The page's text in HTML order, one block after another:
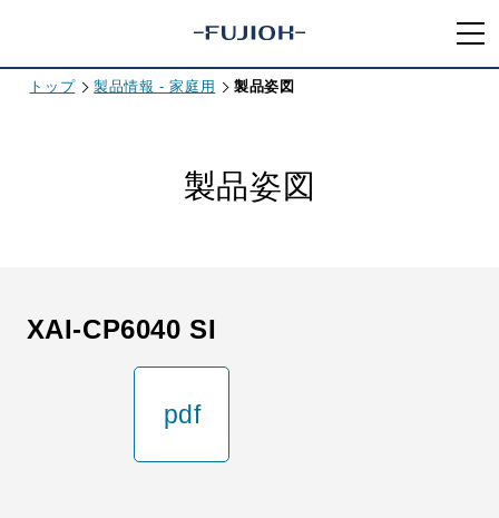
トップ 製品情報 - 家庭用 製品姿図
製品姿図
XAI-CP6040 SI
pdf